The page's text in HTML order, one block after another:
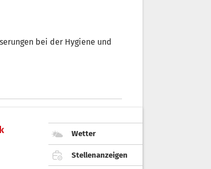
bei der Hygiene und
Wetter
Stellenanzeigen